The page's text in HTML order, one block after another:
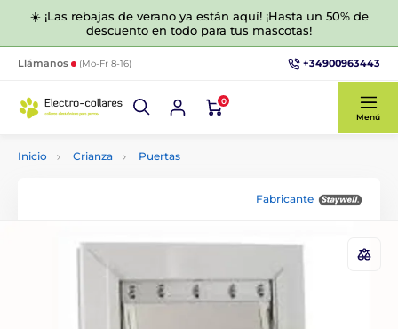
☀️ ¡Las rebajas de verano ya están aquí! ¡Hasta un 50% de
descuento en todo para tus mascotas!
Llámanos (Mo-Fr 8-16) +34900963443
0
Menú
Inicio Crianza Puertas
Fabricante